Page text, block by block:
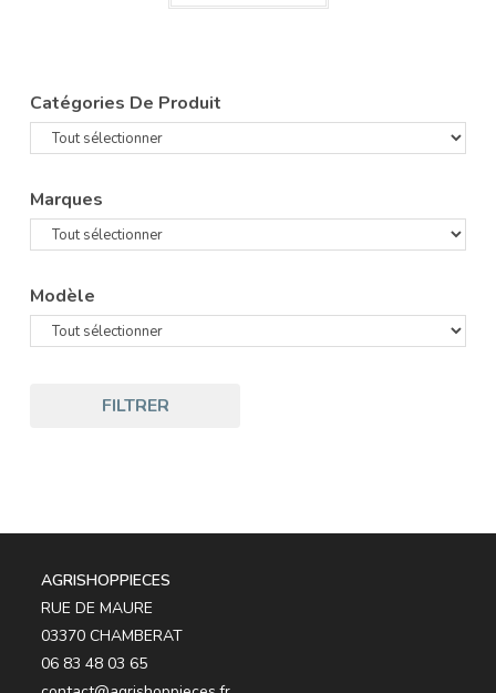
Catégories De Produit
Marques
Modèle
FILTRER
AGRISHOPPIECES
RUE DE MAURE
03370 CHAMBERAT
06 83 48 03 65